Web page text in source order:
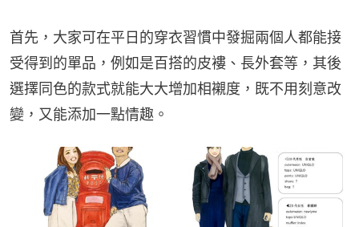
首先，大家可在平日的穿衣習慣中發掘兩個人都能接
受得到的單品，例如是百搭的皮褸、長外套等，其後
選擇同色的款式就能大大增加相襯度，既不用刻意改
變，又能添加一點情趣。